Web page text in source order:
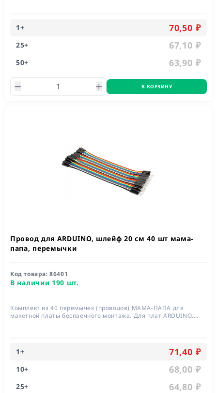
1+ 70,50 ₽
25+ 67,10 ₽
50+ 63,90 ₽
В КОРЗИНУ
Провод для ARDUINO, шлейф 20 см 40 шт мама-
папа, перемычки
Код товара:86401
В наличии 190 шт.
Комплект из 40 перемычек (проводов) МАМА-ПАПА для
макетной платы беспаечного монтажа. Для плат ARDUINO.
1+ 71,40 ₽
10+ 68,00 ₽
25+ 64,80 ₽